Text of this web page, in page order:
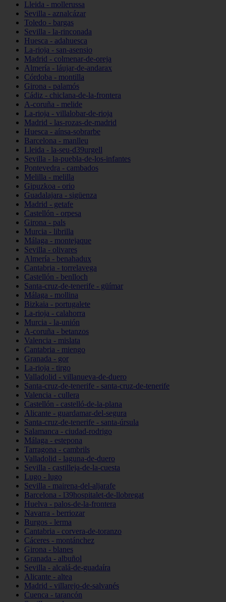
Lleida - mollerussa
Sevilla - aznalcázar
Toledo - bargas
Sevilla - la-rinconada
Huesca - adahuesca
La-rioja - san-asensio
Madrid - colmenar-de-oreja
Almería - láujar-de-andarax
Córdoba - montilla
Girona - palamós
Cádiz - chiclana-de-la-frontera
A-coruña - melide
La-rioja - villalobar-de-rioja
Madrid - las-rozas-de-madrid
Huesca - aínsa-sobrarbe
Barcelona - manlleu
Lleida - la-seu-d39urgell
Sevilla - la-puebla-de-los-infantes
Pontevedra - cambados
Melilla - melilla
Gipuzkoa - orio
Guadalajara - sigüenza
Madrid - getafe
Castellón - orpesa
Girona - pals
Murcia - librilla
Málaga - montejaque
Sevilla - olivares
Almería - benahadux
Cantabria - torrelavega
Castellón - benlloch
Santa-cruz-de-tenerife - güímar
Málaga - mollina
Bizkaia - portugalete
La-rioja - calahorra
Murcia - la-unión
A-coruña - betanzos
Valencia - mislata
Cantabria - miengo
Granada - gor
La-rioja - tirgo
Valladolid - villanueva-de-duero
Santa-cruz-de-tenerife - santa-cruz-de-tenerife
Valencia - cullera
Castellón - castelló-de-la-plana
Alicante - guardamar-del-segura
Santa-cruz-de-tenerife - santa-úrsula
Salamanca - ciudad-rodrigo
Málaga - estepona
Tarragona - cambrils
Valladolid - laguna-de-duero
Sevilla - castilleja-de-la-cuesta
Lugo - lugo
Sevilla - mairena-del-aljarafe
Barcelona - l39hospitalet-de-llobregat
Huelva - palos-de-la-frontera
Navarra - berriozar
Burgos - lerma
Cantabria - corvera-de-toranzo
Cáceres - montánchez
Girona - blanes
Granada - albuñol
Sevilla - alcalá-de-guadaíra
Alicante - altea
Madrid - villarejo-de-salvanés
Cuenca - tarancón